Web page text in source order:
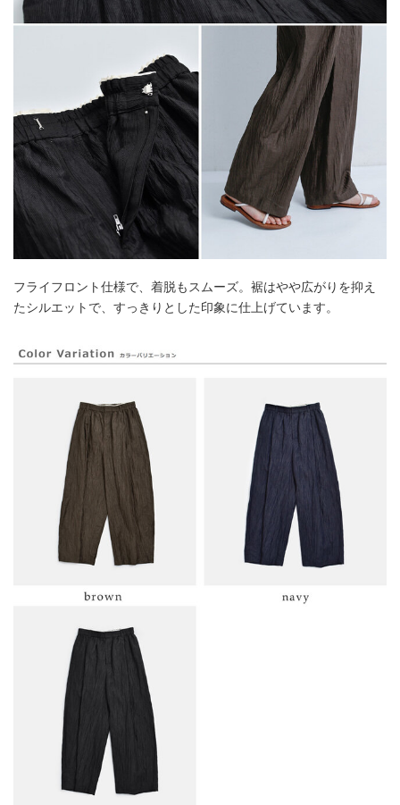
フライフロント仕様で、着脱もスムーズ。裾はやや広がりを抑え
たシルエットで、すっきりとした印象に仕上げています。